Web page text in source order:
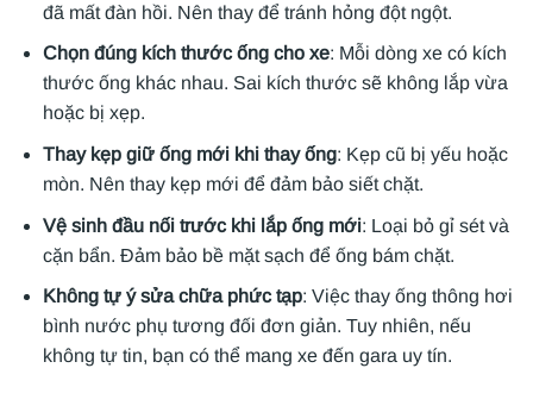
đã mất đàn hồi. Nên thay để tránh hỏng đột ngột.
Chọn đúng kích thước ống cho xe: Mỗi dòng xe có kích
thước ống khác nhau. Sai kích thước sẽ không lắp vừa
hoặc bị xẹp.
Thay kẹp giữ ống mới khi thay ống: Kẹp cũ bị yếu hoặc
mòn. Nên thay kẹp mới để đảm bảo siết chặt.
Vệ sinh đầu nối trước khi lắp ống mới: Loại bỏ gỉ sét và
cặn bẩn. Đảm bảo bề mặt sạch để ống bám chặt.
Không tự ý sửa chữa phức tạp: Việc thay ống thông hơi
bình nước phụ tương đối đơn giản. Tuy nhiên, nếu
không tự tin, bạn có thể mang xe đến gara uy tín.